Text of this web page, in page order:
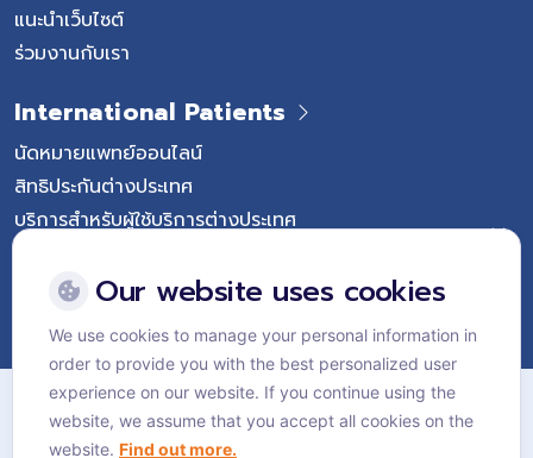
แนะนำเว็บไซต์
ร่วมงานกับเรา
International Patients
นัดหมายแพทย์ออนไลน์
สิทธิประกันต่างประเทศ
บริการสำหรับผู้ใช้บริการต่างประเทศ
Follow Vejthani International Hospital
แผนผังเว็บไซต์
นโยบายส่วนบุคคล
Our website uses cookies
We use cookies to manage your personal information in
order to provide you with the best personalized user
experience on our website. If you continue using the
website, we assume that you accept all cookies on the
website. Find out more.